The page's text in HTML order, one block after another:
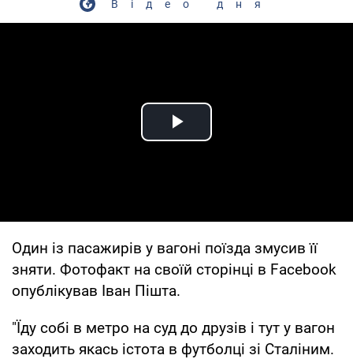
Відео дня
Play Video
Один із пасажирів у вагоні поїзда змусив її
зняти. Фотофакт на своїй сторінці в Facebook
опублікував Іван Пішта.
"Їду собі в метро на суд до друзів і тут у вагон
заходить якась істота в футболці зі Сталіним.